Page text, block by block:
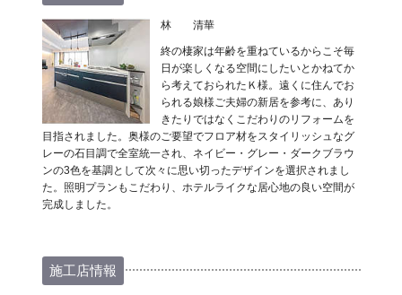
林 清華
終の棲家は年齢を重ねているからこそ毎
日が楽しくなる空間にしたいとかねてか
ら考えておられたＫ様。遠くに住んでお
られる娘様ご夫婦の新居を参考に、あり
きたりではなくこだわりのリフォームを
目指されました。奥様のご要望でフロア材をスタイリッシュなグ
レーの石目調で全室統一され、ネイビー・グレー・ダークブラウ
ンの3色を基調として次々に思い切ったデザインを選択されまし
た。照明プランもこだわり、ホテルライクな居心地の良い空間が
完成しました。
施工店情報